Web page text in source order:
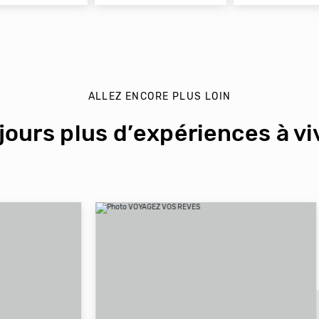
ALLEZ ENCORE PLUS LOIN
plus d’expériences à